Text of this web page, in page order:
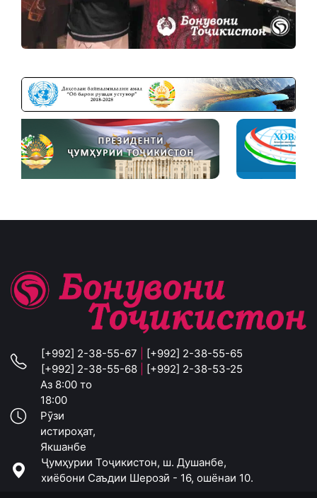
[+992] 2-38-55-67
[+992] 2-38-55-65
[+992] 2-38-55-68
[+992] 2-38-53-25
Аз 8:00 то
18:00
Рӯзи
истироҳат,
Якшанбе
Ҷумҳурии Тоҷикистон, ш. Душанбе,
хиёбони Саъдии Шерозӣ - 16, ошёнаи 10.